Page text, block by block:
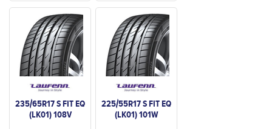
235/65R17 S FIT EQ
(LK01) 108V
225/55R17 S FIT EQ
(LK01) 101W